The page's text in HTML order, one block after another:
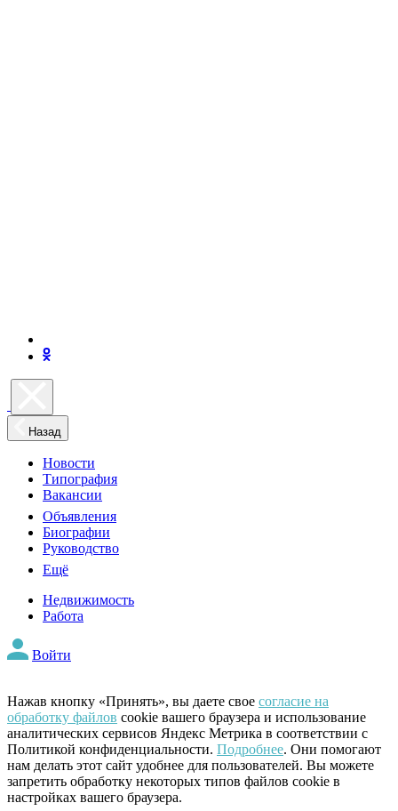
Назад
Новости
Типография
Вакансии
Объявления
Биографии
Руководство
Ещё
Недвижимость
Работа
Войти
Нажав кнопку «Принять», вы даете свое согласие на
обработку файлов cookie вашего браузера и использование
аналитических сервисов Яндекс Метрика в соответствии с
Политикой конфиденциальности. Подробнее. Они помогают
нам делать этот сайт удобнее для пользователей. Вы можете
запретить обработку некоторых типов файлов cookie в
настройках вашего браузера.